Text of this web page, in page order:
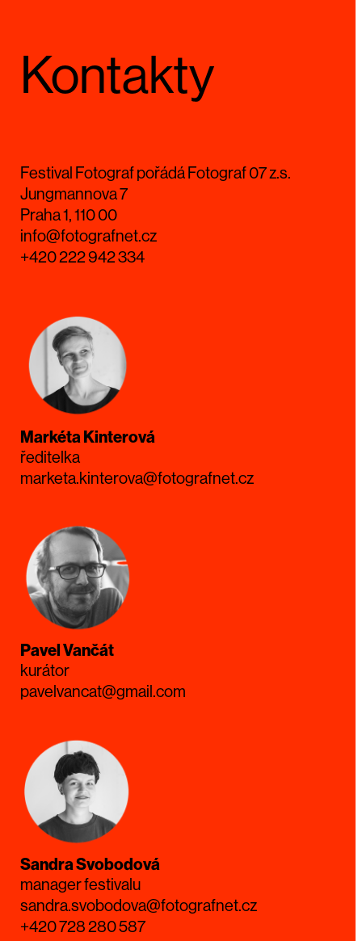
Kontakty
Festival Fotograf pořádá Fotograf 07 z.s.
Jungmannova 7
Praha 1, 110 00
info@fotografnet.cz
+420 222 942 334
Markéta Kinterová
ředitelka
marketa.kinterova@fotografnet.cz
Pavel Vančát
kurátor
pavelvancat@gmail.com
Sandra Svobodová
manager festivalu
sandra.svobodova@fotografnet.cz
+420 728 280 587